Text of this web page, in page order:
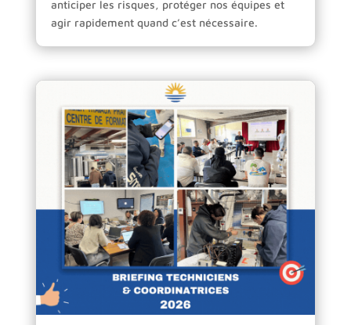
anticiper les risques, protéger nos équipes et
agir rapidement quand c’est nécessaire.